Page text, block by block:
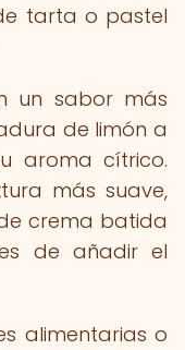
tarta o pastel
un sabor más
de limón a
aroma cítrico.
más suave,
crema batida
de añadir el
alimentarias o